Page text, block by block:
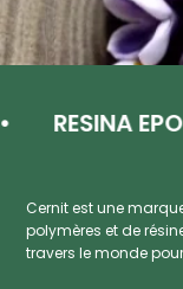
RESINA EPOXI
Cernit est une
polymères et de
travers le monde